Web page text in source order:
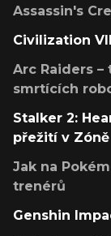
Assassin's
Civilization
Arc Raiders
smrtících
Stalker 2:
přežití v Zóně
Jak na
trenérů
Genshin